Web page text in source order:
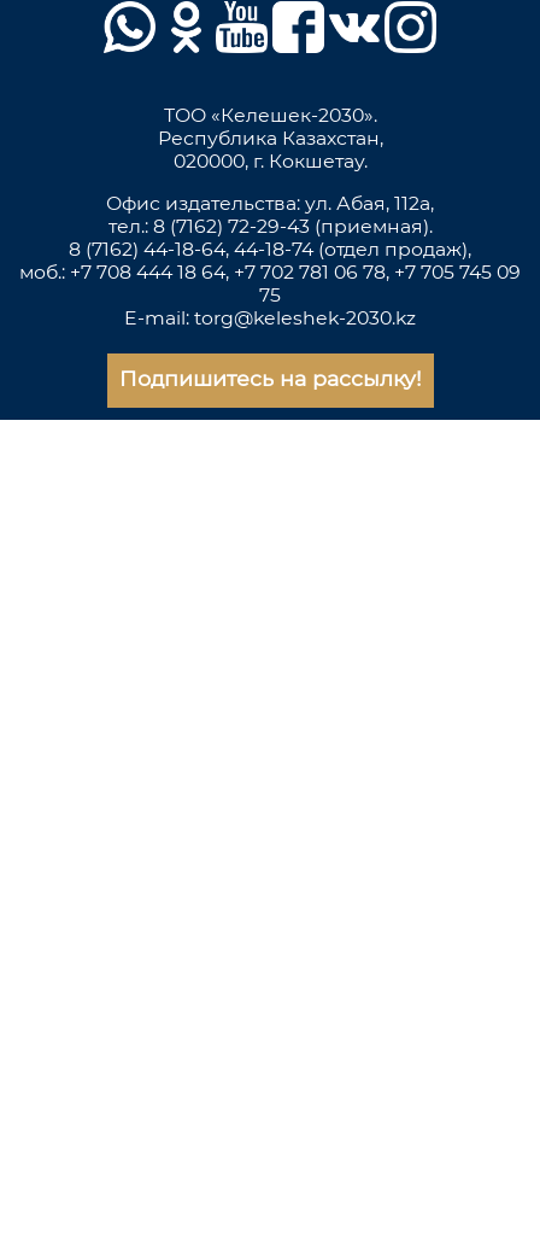
ТОО «Келешек-2030».
Республика Казахстан,
020000, г. Кокшетау.
Офис издательства: ул. Абая, 112а,
тел.: 8 (7162) 72-29-43 (приемная).
8 (7162) 44-18-64, 44-18-74 (отдел продаж),
моб.: +7 708 444 18 64, +7 702 781 06 78, +7 705 745 09
75
E-mail: torg@keleshek-2030.kz
Подпишитесь на рассылку!